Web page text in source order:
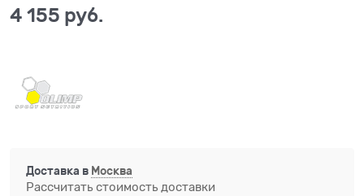
4 155 руб.
Доставка в Москва
Рассчитать стоимость доставки